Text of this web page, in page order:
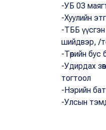
-УБ 03
-Хуулийн
-ТББ үүсгэн
шийдвэр, /
-Төрийн бус
-Удирдах
тогтоол
-Нэрийн
-Улсын